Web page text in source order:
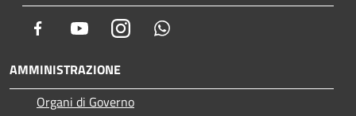
Facebook YoutubeInstagram
AMMINISTRAZIONE
Organi di Governo